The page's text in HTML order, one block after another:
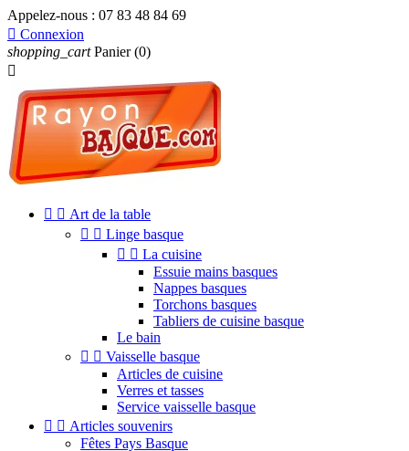
Appelez-nous : 07 83 48 84 69
 Connexion
shopping_cart Panier (0)

  Art de la table
  Linge basque
  La cuisine
Essuie mains basques
Nappes basques
Torchons basques
Tabliers de cuisine basque
Le bain
  Vaisselle basque
Articles de cuisine
Verres et tasses
Service vaisselle basque
  Articles souvenirs
Fêtes Pays Basque